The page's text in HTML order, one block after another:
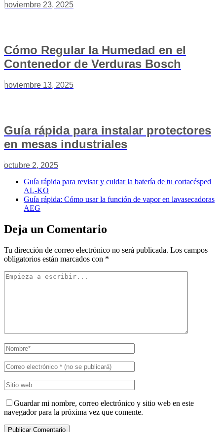
noviembre 23, 2025
Cómo Regular la Humedad en el
Contenedor de Verduras Bosch
noviembre 13, 2025
Guía rápida para instalar protectores
en mesas industriales
octubre 2, 2025
Guía rápida para revisar y cuidar la batería de tu cortacésped
AL-KO
Guía rápida: Cómo usar la función de vapor en lavasecadoras
AEG
Deja un Comentario
Tu dirección de correo electrónico no será publicada. Los campos
obligatorios están marcados con *
Guardar mi nombre, correo electrónico y sitio web en este
navegador para la próxima vez que comente.